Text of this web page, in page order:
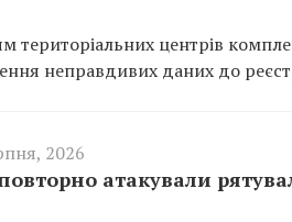
територіальних центрів
неправдивих даних до
2026
атакували